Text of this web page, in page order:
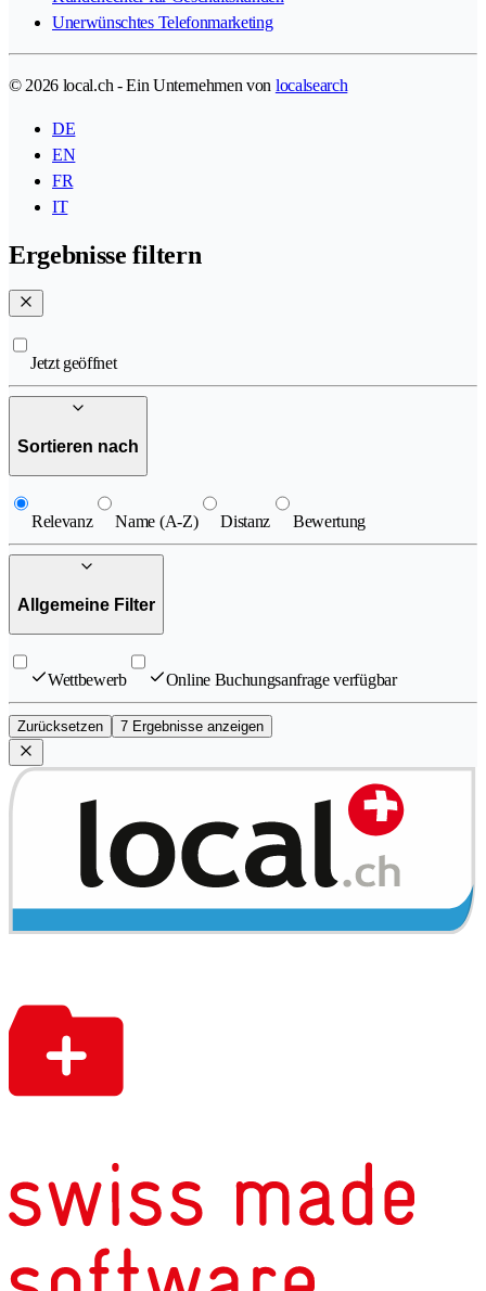
Unerwünschtes Telefonmarketing
© 2026 local.ch - Ein Unternehmen von localsearch
DE
EN
FR
IT
Ergebnisse filtern
Jetzt geöffnet
Sortieren nach
Relevanz Name (A-Z) Distanz Bewertung
Allgemeine Filter
Wettbewerb Online Buchungsanfrage verfügbar
Zurücksetzen 7 Ergebnisse anzeigen